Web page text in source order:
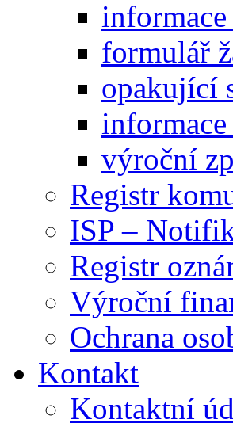
formulář
opakující
výroční
Registr
ISP –
Registr
Výroční
Ochrana
Kontakt
Kontaktní